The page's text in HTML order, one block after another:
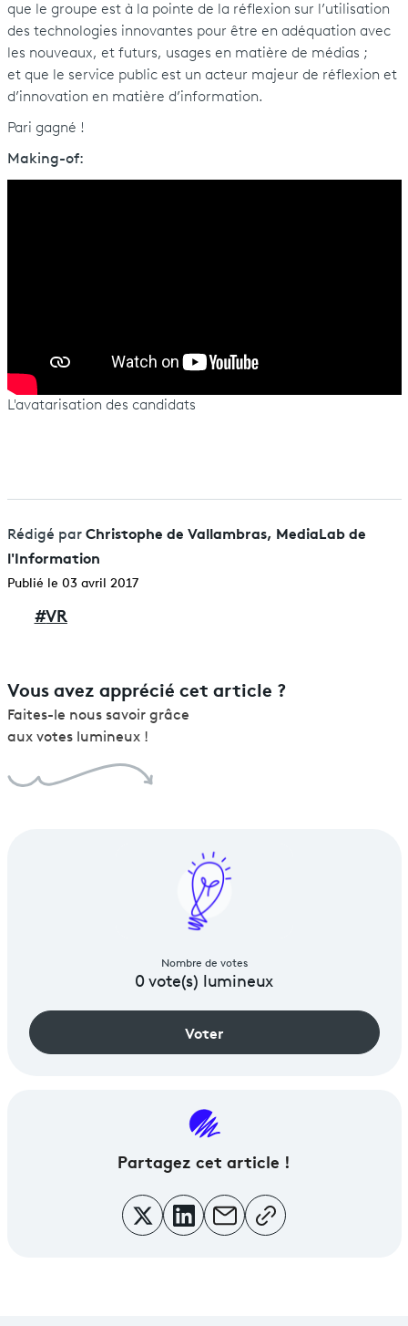
que le groupe est à la pointe de la réflexion sur l’utilisation
des technologies innovantes pour être en adéquation avec
les nouveaux, et futurs, usages en matière de médias ;
et que le service public est un acteur majeur de réflexion et
d’innovation en matière d’information.
Pari gagné !
Making-of:
L'avatarisation des candidats
Rédigé par Christophe de Vallambras, MediaLab de
l'Information
Publié le 03 avril 2017
#VR
Vous avez apprécié cet article ?
Faites-le nous savoir grâce
aux votes lumineux !
Nombre de votes
0vote(s) lumineux
Voter
Partagez cet article !